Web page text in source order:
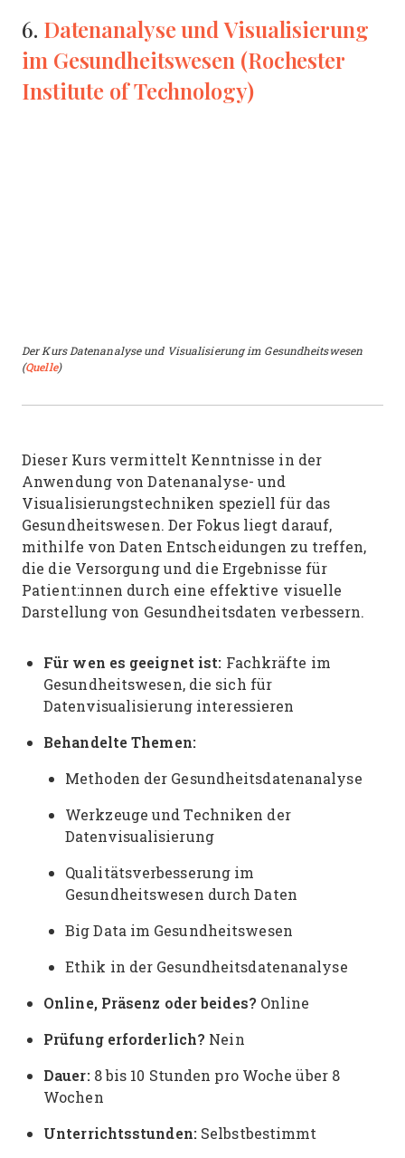
6. Datenanalyse und Visualisierung
im Gesundheitswesen (Rochester
Institute of Technology)
Der Kurs Datenanalyse und Visualisierung im Gesundheitswesen
(Quelle)
Dieser Kurs vermittelt Kenntnisse in der
Anwendung von Datenanalyse- und
Visualisierungstechniken speziell für das
Gesundheitswesen. Der Fokus liegt darauf,
mithilfe von Daten Entscheidungen zu treffen,
die die Versorgung und die Ergebnisse für
Patient:innen durch eine effektive visuelle
Darstellung von Gesundheitsdaten verbessern.
Für wen es geeignet ist: Fachkräfte im
Gesundheitswesen, die sich für
Datenvisualisierung interessieren
Behandelte Themen:
Methoden der Gesundheitsdatenanalyse
Werkzeuge und Techniken der
Datenvisualisierung
Qualitätsverbesserung im
Gesundheitswesen durch Daten
Big Data im Gesundheitswesen
Ethik in der Gesundheitsdatenanalyse
Online, Präsenz oder beides? Online
Prüfung erforderlich? Nein
Dauer: 8 bis 10 Stunden pro Woche über 8
Wochen
Unterrichtsstunden:Selbstbestimmt